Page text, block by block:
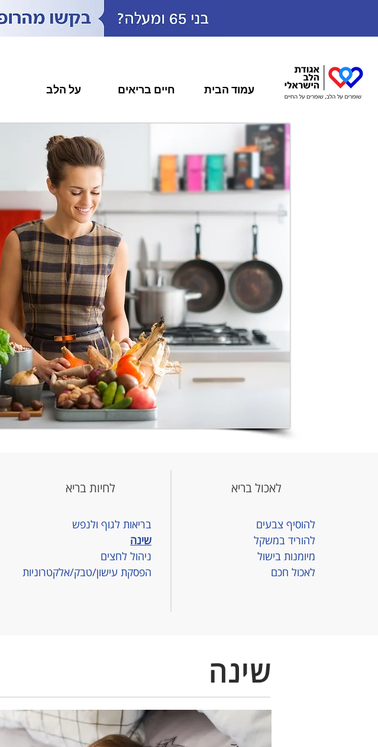
עמוד הבית חיים בריאים על הלב
לחיות בריא
בריאות לגוף ולנפש
שינה
ניהול לחצים
הפסקת עישון/טבק/אלקטרוניות
לאכול בריא
להוסיף צבעים
להוריד במשקל
מיומנות בישול
לאכול חכם
שינה